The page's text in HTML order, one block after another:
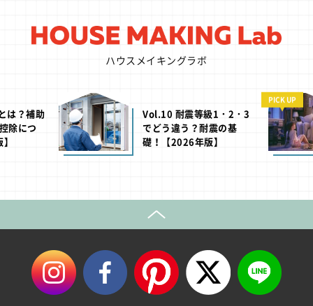
ハウスメイキングラボ
は？補助
除につ
Vol.10 耐震等級1・2・3
でどう違う？耐震の基
礎！【2026年版】
PICK UP